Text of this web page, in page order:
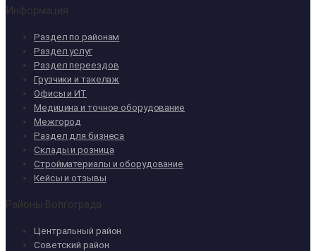
Информация
Раздел по районам
Раздел услуг
Раздел переездов
Грузчики и такелаж
Офисы и ИТ
Медицина и точное оборудование
Межгород
Раздел для бизнеса
Склады и розница
Стройматериалы и оборудование
Кейсы и отзывы
Районы Волгограда
Центральный район
Советский район